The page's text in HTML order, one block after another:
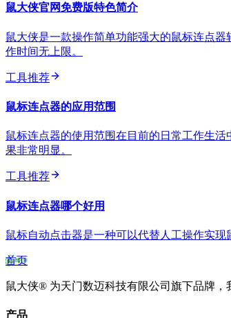
鼠大侠官网免费版特色简介
鼠大侠是一款操作简单功能强大的鼠标连点
作时间无上限。
工具推荐
鼠标连点器的应用范围
鼠标连点器的使用范围在目前的日常工作生
果非常明显。
工具推荐
鼠标连点器哪个好用
鼠标自动点击器是一种可以代替人工操作实
首页
鼠大侠® 为天门数迈科技有限公司旗下品牌，
产品